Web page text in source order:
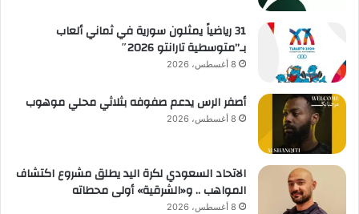
31 رياضياً يمثلون سورية في ثماني ألعاب
بـ”متوسطية تارانتو 2026″
8 أغسطس، 2026
أصفر الرس يدعم صفوفه بثلاثي محلي موهوب
8 أغسطس، 2026
الاتحاد السعودي لكرة اليد يطلق مشروع اكتشاف
المواهب .. و«الشرقية» أولى محطاته
8 أغسطس، 2026